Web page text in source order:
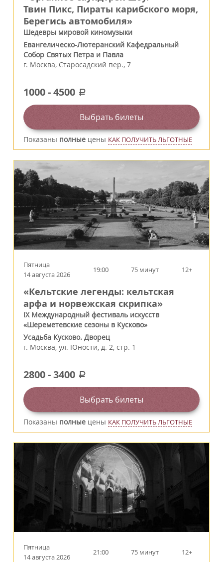
Твин Пикс, Пираты карибского моря,
Берегись автомобиля»
Шедевры мировой киномузыки
Евангелическо-Лютеранский Кафедральный
Собор Святых Петра и Павла
г. Москва, Старосадский пер., 7
1000-4500 a
Выбрать билеты
Показаны полные цены КАК ПОЛУЧИТЬ ЛЬГОТНЫЕ
Пятница
14 августа 2026
19:00 75 минут 12+
«Кельтские легенды: кельтская
арфа и норвежская скрипка»
IX Международный фестиваль искусств
«Шереметевские сезоны в Кусково»
Усадьба Кусково. Дворец
г. Москва, ул. Юности, д. 2, стр. 1
2800-3400 a
Выбрать билеты
Показаны полные цены КАК ПОЛУЧИТЬ ЛЬГОТНЫЕ
Пятница
14 августа 2026
21:00 75 минут 12+